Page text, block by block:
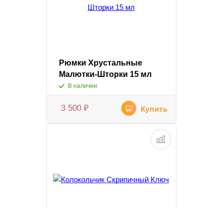
Рюмки Хрустальные
Малютки-Шторки 15 мл
В наличии
3 500 ₽ Купить